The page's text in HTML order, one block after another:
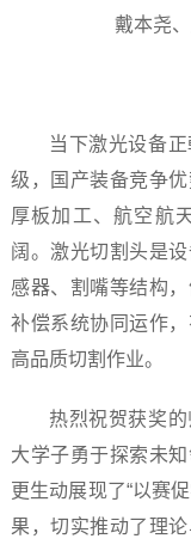
戴本尧
当下激光设备
级，国产装备竞争
厚板加工、航空航
阔。激光切割头是
感器、割嘴等结构
补偿系统协同运作
高品质切割作业。
热烈祝贺获奖
大学子勇于探索未
更生动展现了“以赛
果，切实推动了理